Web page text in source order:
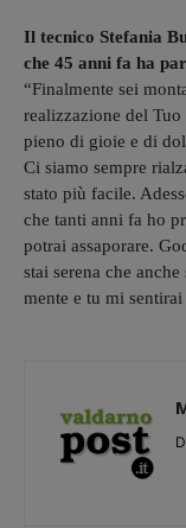
Il tecnico Stefania
che 45 anni fa ha
“Finalmente sei
realizzazione del
pieno di gioie e di
Ci siamo sempre
stato più facile.
che tanti anni fa ho
potrai assaporare.
stai serena che
mente e tu mi